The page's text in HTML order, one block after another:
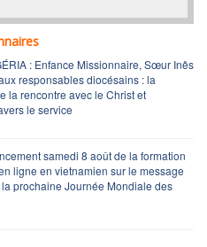
: Enfance Missionnaire, Sœur Inês
responsables diocésains : la
la rencontre avec le Christ et
le service
samedi 8 août de la formation
ligne en vietnamien sur le message
prochaine Journée Mondiale des